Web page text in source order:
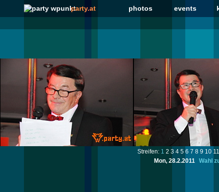
party.at photos events
Streifen: 1 2 3 4 5 6 7 8 9 10 11
Mon, 28.2.2011
Wahl